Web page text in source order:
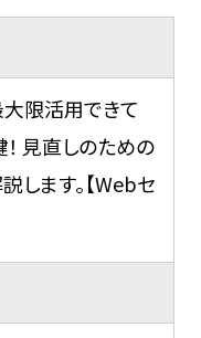
大限活用できて
見直しのための
します。【Webセ